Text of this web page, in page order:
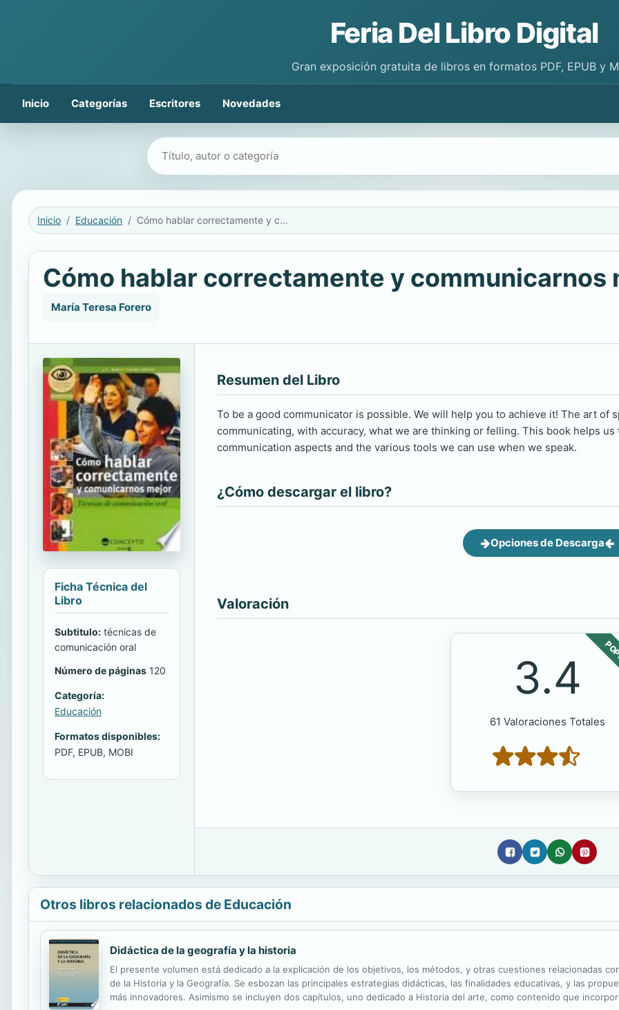
Feria Del Libro Digital
Gran exposición gratuita de libros en formatos PDF, EPUB y
Inicio Categorías Escritores Novedades
Buscar libros
Inicio Educación Cómo hablar correctamente y communicarnos mejor
Cómo hablar correctamente y communicarnos
María Teresa Forero
Ficha Técnica del
Libro
Subtitulo: técnicas de
comunicación oral
Número de páginas 120
Categoría:
Educación
Formatos disponibles:
PDF, EPUB, MOBI
Resumen del Libro
To be a good communicator is possible. We will help you to achieve it! The art of
communicating, with accuracy, what we are thinking or felling. This book helps
communication aspects and the various tools we can use when we speak.
¿Cómo descargar el libro?
Opciones de Descarga
Valoración
3.4
61 Valoraciones Totales
Otros libros relacionados de Educación
Didáctica de la geografía y la historia
El presente volumen está dedicado a la explicación de los objetivos, los métodos, y otras cuestiones relacionadas
de la Historia y la Geografía. Se esbozan las principales estrategias didácticas, las finalidades educativas, y las
más innovadores. Asimismo se incluyen dos capítulos, uno dedicado a Historia del arte, como contenido que